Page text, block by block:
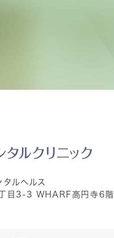
ルヘルス
目3-3 WHARF高円寺6階